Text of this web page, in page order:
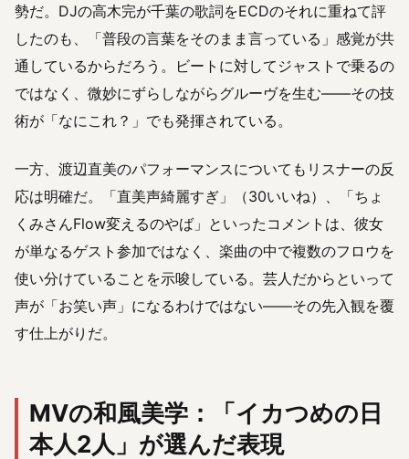
勢だ。DJの高木完が千葉の歌詞をECDのそれに重ねて評
したのも、「普段の言葉をそのまま言っている」感覚が共
通しているからだろう。ビートに対してジャストで乗るの
ではなく、微妙にずらしながらグルーヴを生む——その技
術が「なにこれ？」でも発揮されている。
一方、渡辺直美のパフォーマンスについてもリスナーの反
応は明確だ。「直美声綺麗すぎ」（30いいね）、「ちょ
くみさんFlow変えるのやば」といったコメントは、彼女
が単なるゲスト参加ではなく、楽曲の中で複数のフロウを
使い分けていることを示唆している。芸人だからといって
声が「お笑い声」になるわけではない——その先入観を覆
す仕上がりだ。
MVの和風美学：「イカつめの日
本人2人」が選んだ表現